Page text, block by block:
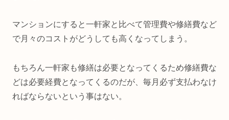
マンションにすると一軒家と比べて管理費や修繕費など
で月々のコストがどうしても高くなってしまう。
もちろん一軒家も修繕は必要となってくるため修繕費な
どは必要経費となってくるのだが、毎月必ず支払わなけ
ればならないという事はない。